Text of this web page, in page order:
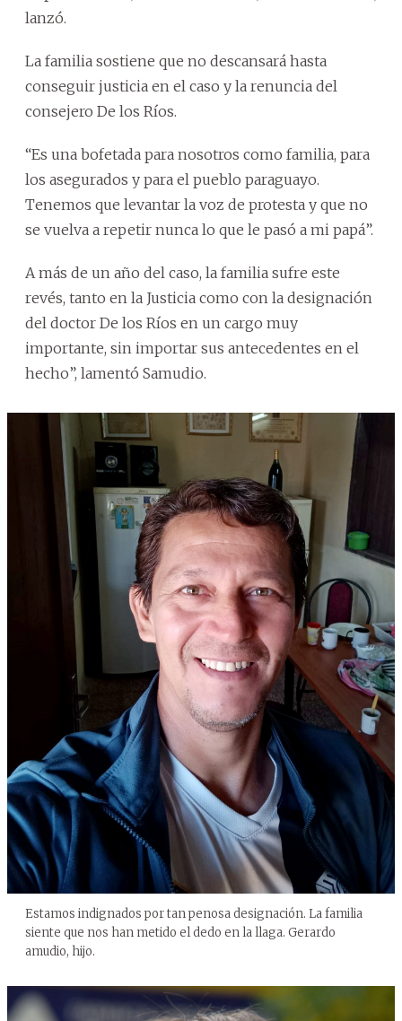
lanzó.
La familia sostiene que no descansará hasta
conseguir justicia en el caso y la renuncia del
consejero De los Ríos.
“Es una bofetada para nosotros como familia, para
los asegurados y para el pueblo paraguayo.
Tenemos que levantar la voz de protesta y que no
se vuelva a repetir nunca lo que le pasó a mi papá”.
A más de un año del caso, la familia sufre este
revés, tanto en la Justicia como con la designación
del doctor De los Ríos en un cargo muy
importante, sin importar sus antecedentes en el
hecho”, lamentó Samudio.
Estamos indignados por tan penosa designación. La familia
siente que nos han metido el dedo en la llaga. Gerardo
amudio, hijo.